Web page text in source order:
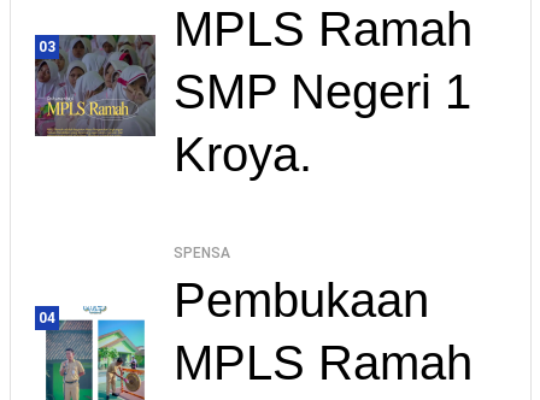
03
MPLS Ramah
SMP Negeri 1
Kroya.
04
SPENSA
Pembukaan
MPLS Ramah